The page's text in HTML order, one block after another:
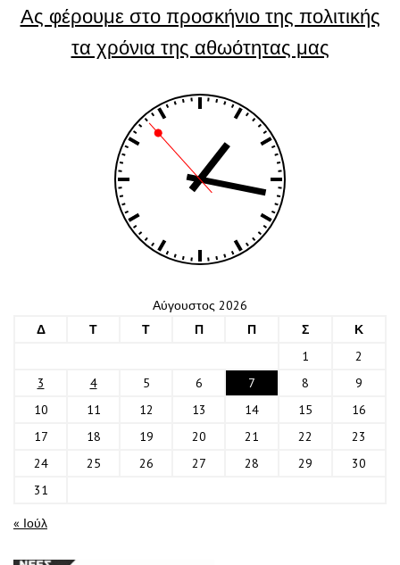
Ας φέρουμε στο προσκήνιο της πολιτικής
τα χρόνια της αθωότητας μας
Αύγουστος 2026
Δ
Τ Τ Π Π Σ
Κ
1
2
3
4 5 6 7 8
9
10
11 12 13 14 15
16
17
18 19 20 21 22
23
24
25 26 27 28 29
30
31
« Ιούλ